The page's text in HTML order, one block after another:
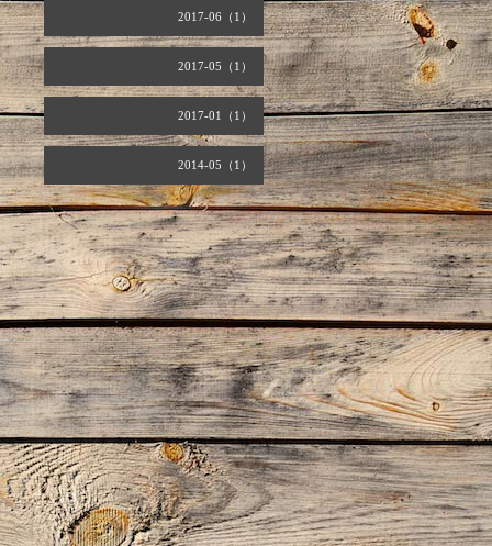
2017-06（1）
2017-05（1）
2017-01（1）
2014-05（1）